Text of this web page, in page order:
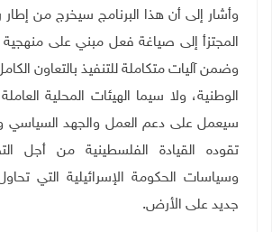
وأشار إلى أن هذا البرنامج سيخرج من إطار
المجتزأ إلى صياغة فعل مبني على
وضمن آليات متكاملة للتنفيذ بالتعاون
الوطنية، ولا سيما الهيئات المحلية
سيعمل على دعم العمل والجهد السياسي
تقوده القيادة الفلسطينية من أجل
وسياسات الحكومة الإسرائيلية التي
جديد على الأرض.